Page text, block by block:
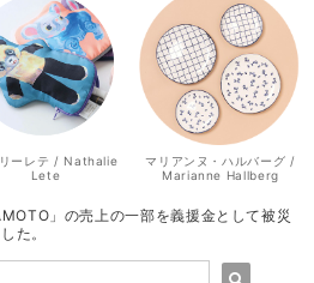
ーレテ / Nathalie
Lete
マリアンヌ・ハルバーグ /
Marianne Hallberg
」の売上の一部を義援金として被災
た。